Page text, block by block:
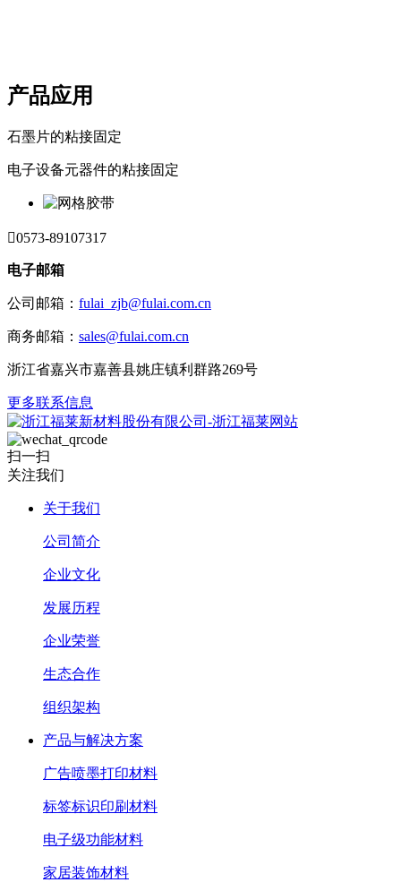
产品应用
石墨片的粘接固定
电子设备元器件的粘接固定
0573-89107317
电子邮箱
公司邮箱： fulai_zjb@fulai.com.cn
商务邮箱： sales@fulai.com.cn
浙江省嘉兴市嘉善县姚庄镇利群路269号
更多联系信息
扫一扫
关注我们
关于我们
公司简介
企业文化
发展历程
企业荣誉
生态合作
组织架构
产品与解决方案
广告喷墨打印材料
标签标识印刷材料
电子级功能材料
家居装饰材料